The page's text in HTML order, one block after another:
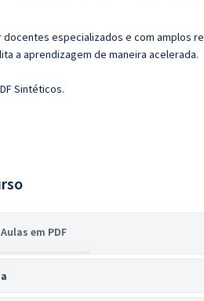
especializados e com amplos
a aprendizagem de maneira acelerada.
Sintéticos.
Aulas em PDF